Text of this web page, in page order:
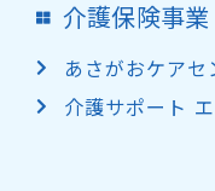
介護保険事業
あさがおケアセ
介護サポート